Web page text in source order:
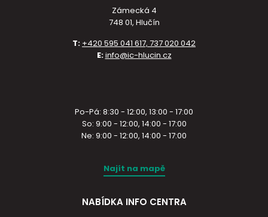
Zámecká 4
748 01, Hlučín
T: +420 595 041 617, 737 020 042
E:info@ic-hlucin.cz
Po-Pá: 8:30 - 12:00, 13:00 - 17:00
So: 9:00 - 12:00, 14:00 - 17:00
Ne: 9:00 - 12:00, 14:00 - 17:00
Najít na mapě
NABÍDKA INFO CENTRA